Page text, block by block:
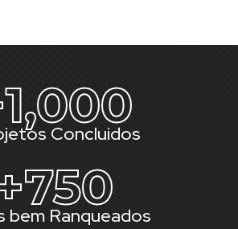
1,000
Concluidos
750
bem Ranqueados